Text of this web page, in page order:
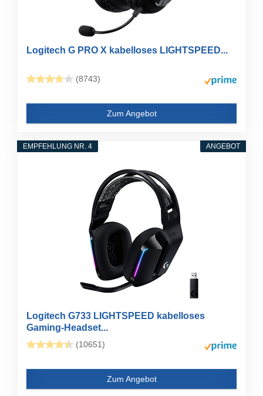
Logitech G PRO X kabelloses LIGHTSPEED...
(8743)
Zum Angebot
ANGEBOT
EMPFEHLUNG NR. 4
Logitech G733 LIGHTSPEED kabelloses
Gaming-Headset...
(10651)
Zum Angebot